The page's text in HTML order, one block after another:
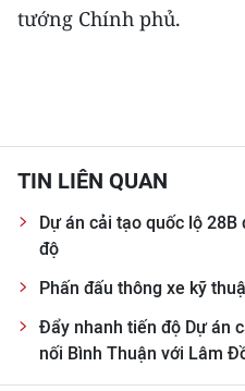
ĐỌC BÁO IN
FRANÇAIS
РУССКИЙ
ESPAÑOL
한국어
tướng Chính phủ.
TIN LIÊN QUAN
Dự án cải tạo quốc lộ
độ
Phấn đấu thông xe kỹ
Đẩy nhanh tiến độ Dự án
nối Bình Thuận với Lâm